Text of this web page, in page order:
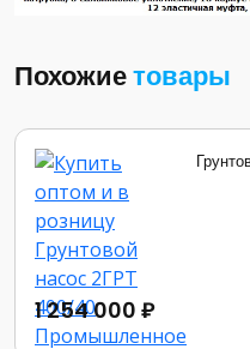
Похожиетовары
1 254 000 ₽